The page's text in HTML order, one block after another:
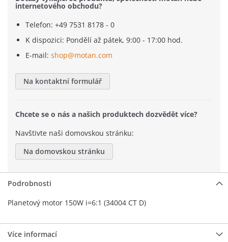
internetového obchodu?
Telefon: +49 7531 8178 - 0
K dispozici: Pondělí až pátek, 9:00 - 17:00 hod.
E-mail: shop@motan.com
Na kontaktní formulář
Chcete se o nás a našich produktech dozvědět více?
Navštivte naši domovskou stránku:
Na domovskou stránku
Podrobnosti
Planetový motor 150W i=6:1 (34004 CT D)
Více informací